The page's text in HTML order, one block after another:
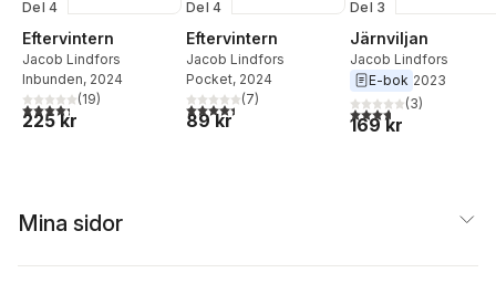
Del 4
Eftervintern
Jacob Lindfors
Inbunden, 2024
4,3utav 5 stjärnor. Totalt antal röster:
(19)
225 kr
Del 4
Eftervintern
Jacob Lindfors
Pocket, 2024
4,4utav 5 stjärnor. Totalt antal röster:
(7)
89 kr
Del 3
Järnviljan
Jacob Lindfors
E-bok 2023
3,7utav 5 stjärnor.
(3)
169 kr
Mina sidor